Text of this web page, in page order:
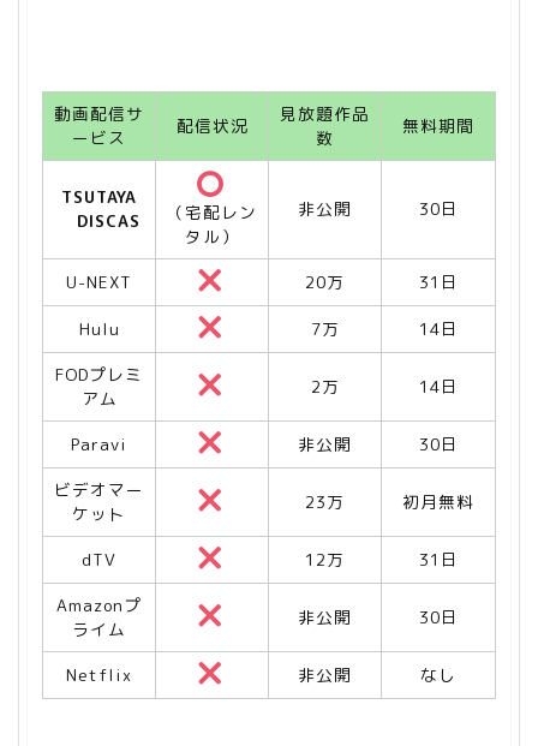
動画配信サ
ービス
配信状況
見放題作品
数
無料期間
TSUTAYA
DISCAS
（宅配レン
タル）
非公開 30日
U-NEXT 20万 31日
Hulu 7万
14日
FODプレミ
アム
2万 14日
Paravi 非公開
30日
ビデオマー
ケット
23万 初月無料
dTV 12万
31日
Amazonプ
ライム
非公開 30日
Netflix 非公開 なし